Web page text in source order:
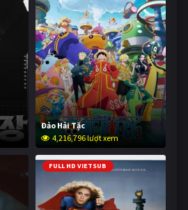
Đảo Hải Tặc
4,216,796 lượt xem
FULL HD VIETSUB